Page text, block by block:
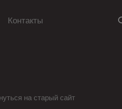
Контакты
на старый сайт